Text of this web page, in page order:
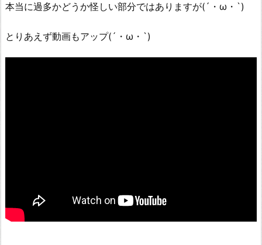
本当に過多かどうか怪しい部分ではありますが(´・ω・`)
とりあえず動画もアップ(´・ω・`)